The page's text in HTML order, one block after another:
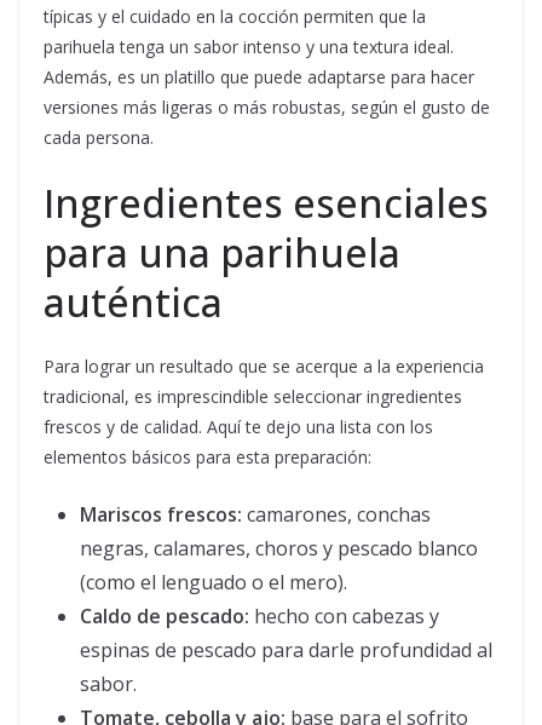
típicas y el cuidado en la cocción permiten que la
parihuela tenga un sabor intenso y una textura ideal.
Además, es un platillo que puede adaptarse para hacer
versiones más ligeras o más robustas, según el gusto de
cada persona.
Ingredientes esenciales
para una parihuela
auténtica
Para lograr un resultado que se acerque a la experiencia
tradicional, es imprescindible seleccionar ingredientes
frescos y de calidad. Aquí te dejo una lista con los
elementos básicos para esta preparación:
Mariscos frescos: camarones, conchas
negras, calamares, choros y pescado blanco
(como el lenguado o el mero).
Caldo de pescado: hecho con cabezas y
espinas de pescado para darle profundidad al
sabor.
Tomate, cebolla y ajo: base para el sofrito